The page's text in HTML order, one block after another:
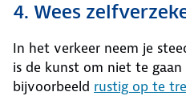
4. Wees
In het verkeer neem je
is de kunst om niet te
bijvoorbeeld rustig op te